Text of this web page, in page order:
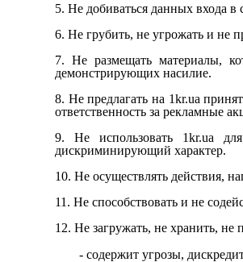
5. Не добиваться данных входа в
6. Не грубить, не угрожать и не
7. Не размещать материалы,
демонстрирующих насилие.
8. Не предлагать на 1kr.ua
ответственность за рекламные
9. Не использовать 1kr.ua
дискриминирующий характер.
10. Не осуществлять действия,
11. Не способствовать и не
12. Не загружать, не хранить,
- содержит угрозы,